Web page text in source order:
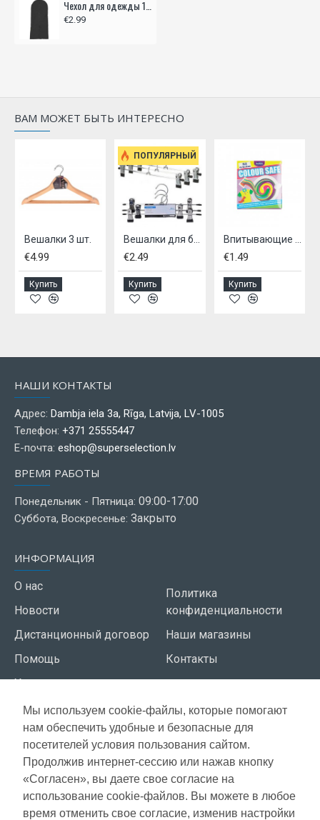
Мы используем cookie-файлы, которые помогают
нам обеспечить удобные и безопасные для
посетителей условия пользования сайтом.
Продолжив интернет-сессию или нажав кнопку
«Согласен», вы даете свое согласие на
использование cookie-файлов. Вы можете в любое
время отменить свое согласие, изменив настройки
€2.99
ВАМ МОЖЕТ БЫТЬ ИНТЕРЕСНО
Вешалки 3 шт.
€4.99
Купить
ПОПУЛЯРНЫЙ
€2.49
Купить
€1.49
Купить
НАШИ КОНТАКТЫ
Адрес: Dambja iela 3a, Rīga, Latvija, LV-1005
Телефон: +371 25555447
Е-почта: eshop@superselection.lv
ВРЕМЯ РАБОТЫ
Понедельник - Пятница: 09:00-17:00
Суббота, Воскресенье: Закрыто
ИНФОРМАЦИЯ
О нас
Новости
Дистанционный договор
Помощь
Условия использования
Политика
конфиденциальности
Наши магазины
Контакты
СЕРВИС КЛИЕНТОВ
Доставка
Оплата
Газета акций